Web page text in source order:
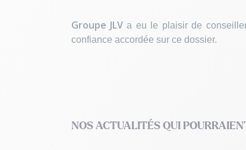
Groupe JLVa eu le plaisir de
confiance accordée sur ce dossier.
NOS ACTUALITÉS QUI